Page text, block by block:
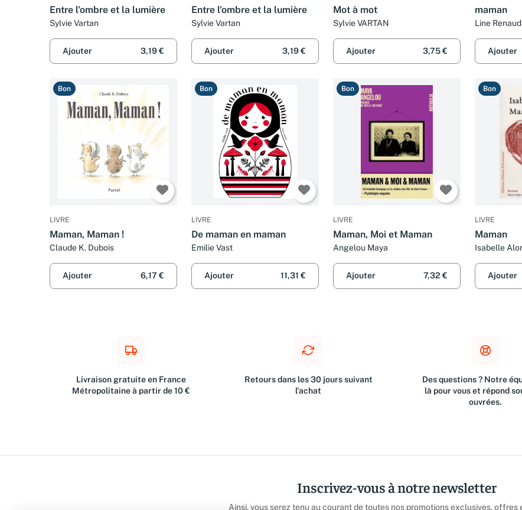
Entre l'ombre et la lumière
Sylvie Vartan
Ajouter 3,19 €
Entre l'ombre et la lumière
Sylvie Vartan
Ajouter 3,19 €
Mot à mot
Sylvie VARTAN
Ajouter 3,75 €
maman
Line Renaud
Ajouter
Bon
LIVRE
Maman, Maman !
Claude K. Dubois
Ajouter 6,17 €
Bon
LIVRE
De maman en maman
Emilie Vast
Ajouter 11,31 €
Bon
LIVRE
Maman, Moi et Maman
Angelou Maya
Ajouter 7,32 €
Bon
LIVRE
Maman
Isabelle
Ajouter
Livraison gratuite en France
Métropolitaine à partir de 10 €
Retours dans les 30 jours suivant
l'achat
Des questions ? Notre
là pour vous et répond
ouvrées.
Inscrivez-vous à notre newsletter
Ainsi, vous serez tenu au courant de toutes nos promotions exclusives, offres